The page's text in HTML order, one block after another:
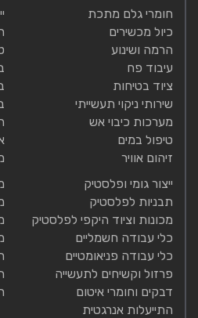
חומרי גלם מתכת
כיול מכשירים
הרמה ושינוע
עיבוד פח
ציוד בטיחות
שירותי ניקוי תעשייתי
מערכות כיבוי אש
טיפול במים
זיהום אוויר
ייצור גומי ופלסטיק
תבניות לפלסטיק
מכונות וציוד היקפי לפלסטיק
כלי עבודה חשמליים
כלי עבודה פניאומטיים
פרזול וקשיחים לתעשייה
דבקים וחומרי איטום
התייעלות אנרגטית